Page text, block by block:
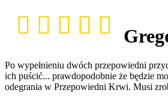
Po wypełnieniu dwóch przepowiedni
ich puścić... prawdopodobnie że będzie
odegrania w Przepowiedni Krwi. Musi